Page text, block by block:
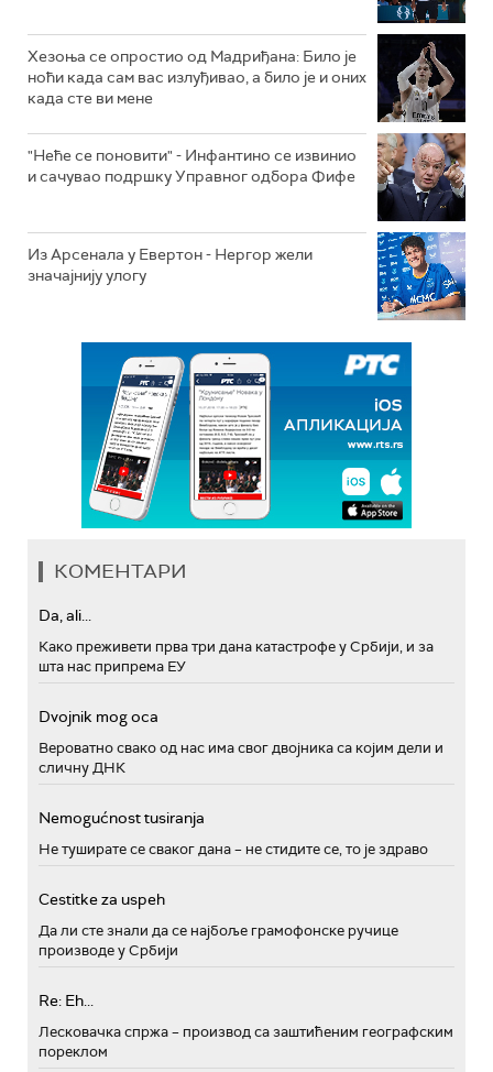
Хезоња се опростио од Мадриђана: Било је
ноћи када сам вас излуђивао, а било је и оних
када сте ви мене
"Неће се поновити" - Инфантино се извинио
и сачувао подршку Управног одбора Фифе
Из Арсенала у Евертон - Нергор жели
значајнију улогу
КОМЕНТАРИ
Da, ali...
Како преживети прва три дана катастрофе у Србији, и за
шта нас припрема ЕУ
Dvojnik mog oca
Вероватно свако од нас има свог двојника са којим дели и
сличну ДНК
Nemogućnost tusiranja
Не туширате се сваког дана – не стидите се, то је здраво
Cestitke za uspeh
Да ли сте знали да се најбоље грамофонске ручице
производе у Србији
Re: Eh...
Лесковачка спржа – производ са заштићеним географским
пореклом